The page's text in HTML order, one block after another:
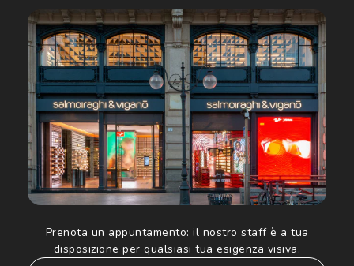
Cliccando su "Iscriviti", confermo di avere più di 16 anni e
acconsento all'utilizzo dei miei Dati Personali da parte di
Luxottica Group S.p.A. per l'invio di offerte speciali, novità
ed altre comunicazioni di carattere pubblicitario (consultare
Informativa sulla privacyper ulteriori informazioni).
Prenota un appuntamento: il nostro staff è a tua
disposizione per qualsiasi tua esigenza visiva.